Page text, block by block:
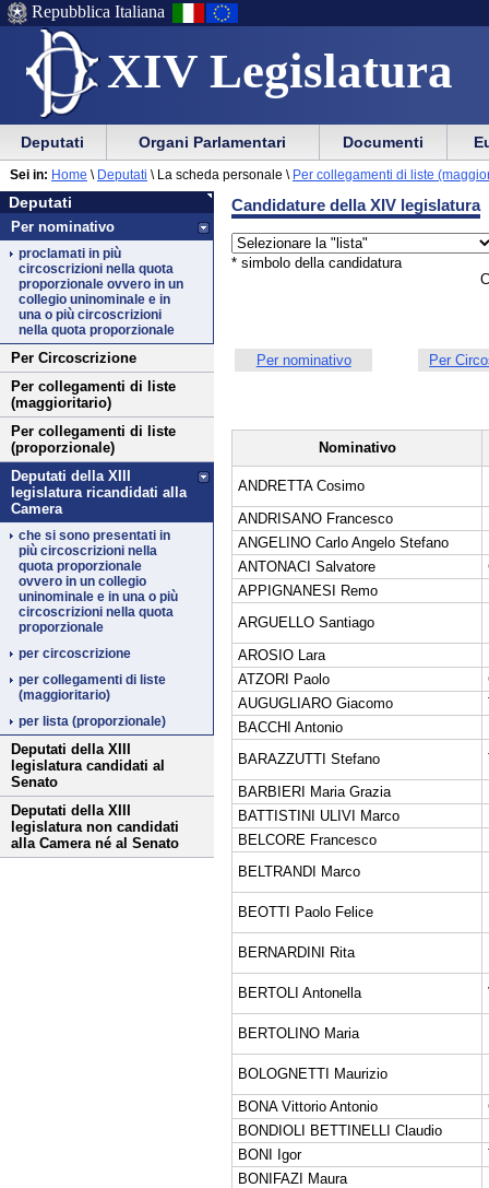
XIV Legislatura
Menu
di
ausilio
alla
navigazione
Vai
Menu
di
navigazione
principale
Repubblica Italiana
Menu
di
navigazione
principale
Vai
menu
di
sezione
Deputati Organi Parlamentari Documenti
Deputati
Vai
al
contenuto
Deputati
Per nominativo
proclamati in più
circoscrizioni nella quota
proporzionale ovvero in un
collegio uninominale e in
una o più circoscrizioni
nella quota proporzionale
Per Circoscrizione
Per collegamenti di liste
(maggioritario)
Per collegamenti di liste
(proporzionale)
Deputati della XIII
legislatura ricandidati alla
Camera
che si sono presentati in
più circoscrizioni nella
quota proporzionale
ovvero in un collegio
uninominale e in una o più
circoscrizioni nella quota
proporzionale
per circoscrizione
per collegamenti di liste
(maggioritario)
per lista (proporzionale)
Deputati della XIII
legislatura candidati al
Senato
Deputati della XIII
legislatura non candidati
alla Camera né al Senato
Sei in: Home \ Deputati \ La scheda personale \ Per collegamenti di liste
Candidature della XIV legislatura
* simbolo della candidatura
Per nominativo Per
Nominativo
ANDRETTA Cosimo
ANDRISANO Francesco
ANGELINO Carlo Angelo Stefano
ANTONACI Salvatore
APPIGNANESI Remo
ARGUELLO Santiago
AROSIO Lara
ATZORI Paolo
AUGUGLIARO Giacomo
BACCHI Antonio
BARAZZUTTI Stefano
BARBIERI Maria Grazia
BATTISTINI ULIVI Marco
BELCORE Francesco
BELTRANDI Marco
BEOTTI Paolo Felice
BERNARDINI Rita
BERTOLI Antonella
BERTOLINO Maria
BOLOGNETTI Maurizio
BONA Vittorio Antonio
BONDIOLI BETTINELLI Claudio
BONI Igor
BONIFAZI Maura